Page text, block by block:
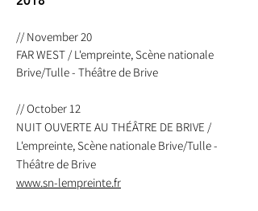
// November 20
FAR WEST / L'empreinte, Scène nationale
Brive/Tulle - Théâtre de Brive
// October 12
NUIT OUVERTE AU THÉÂTRE DE BRIVE /
L'empreinte, Scène nationale Brive/Tulle -
Théâtre de Brive
www.sn-lempreinte.fr